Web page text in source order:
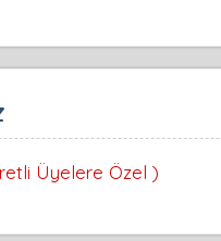
Üyelere Özel )